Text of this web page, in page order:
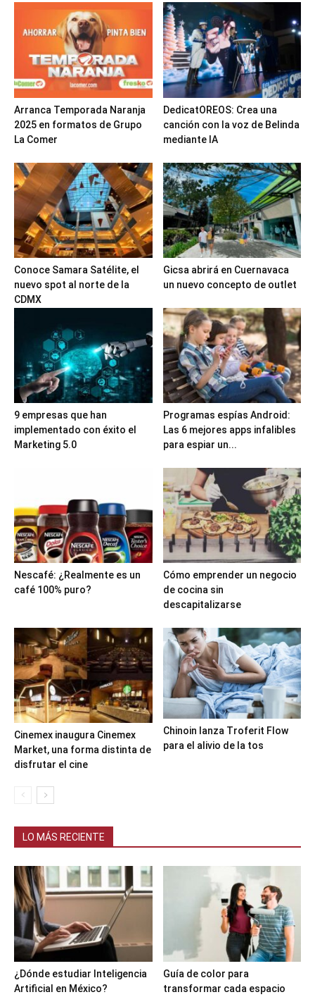
Arranca Temporada Naranja
2025 en formatos de Grupo
La Comer
DedicatOREOS: Crea una
canción con la voz de Belinda
mediante IA
Conoce Samara Satélite, el
nuevo spot al norte de la
CDMX
Gicsa abrirá en Cuernavaca
un nuevo concepto de outlet
9 empresas que han
implementado con éxito el
Marketing 5.0
Programas espías Android:
Las 6 mejores apps infalibles
para espiar un...
Nescafé: ¿Realmente es un
café 100% puro?
Cómo emprender un negocio
de cocina sin
descapitalizarse
Cinemex inaugura Cinemex
Market, una forma distinta de
disfrutar el cine
Chinoin lanza Troferit Flow
para el alivio de la tos
LO MÁS RECIENTE
¿Dónde estudiar Inteligencia
Artificial en México?
Guía de color para
transformar cada espacio